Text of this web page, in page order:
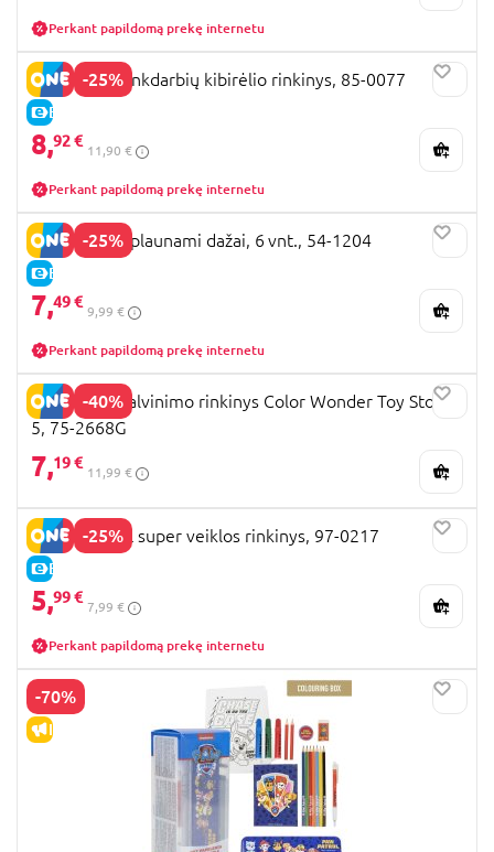
Perkant papildomą prekę internetu
-25%
E-KAINA
PEPPA PIG rankdarbių kibirėlio rinkinys, 85-0077
8,92 €
11,90 €
Perkant papildomą prekę internetu
-25%
E-KAINA
CRAYOLA nuplaunami dažai, 6 vnt., 54-1204
7,49 €
9,99 €
Perkant papildomą prekę internetu
-40%
CRAYOLA spalvinimo rinkinys Color Wonder Toy Story
5, 75-2668G
7,19 €
11,99 €
-25%
E-KAINA
PAW PATROL super veiklos rinkinys, 97-0217
5,99 €
7,99 €
Perkant papildomą prekę internetu
-70%
IŠPARDAVIMAS